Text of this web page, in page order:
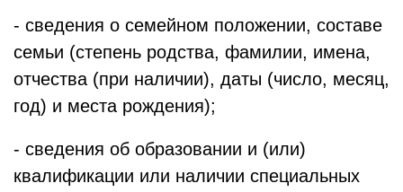
- сведения о семейном положении, составе
семьи (степень родства, фамилии, имена,
отчества (при наличии), даты (число, месяц,
год) и места рождения);
- сведения об образовании и (или)
квалификации или наличии специальных